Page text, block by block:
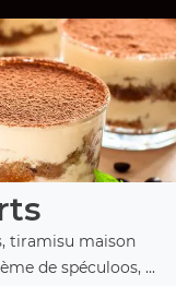
tiramisu maison
de spéculoos, ...